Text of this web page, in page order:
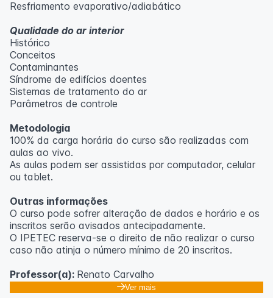
Resfriamento evaporativo/adiabático
Qualidade do ar interior
Histórico
Conceitos
Contaminantes
Síndrome de edifícios doentes
Sistemas de tratamento do ar
Parâmetros de controle
Metodologia
100% da carga horária do curso são realizadas com
aulas ao vivo.
As aulas podem ser assistidas por computador, celular
ou tablet.
Outras informações
O curso pode sofrer alteração de dados e horário e os
inscritos serão avisados ​​antecipadamente.
O IPETEC reserva-se o direito de não realizar o curso
caso não atinja o número mínimo de 20 inscritos.
Professor(a): Renato Carvalho
Ver mais